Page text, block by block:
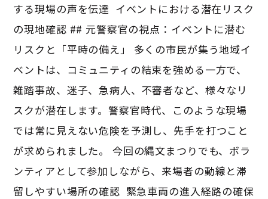
する現場の声を伝達 イベントにおける潜在リスク
の現地確認 ## 元警察官の視点：イベントに潜む
リスクと「平時の備え」 多くの市民が集う地域イ
ベントは、コミュニティの結束を強める一方で、
雑踏事故、迷子、急病人、不審者など、様々なリ
スクが潜在します。警察官時代、このような現場
では常に見えない危険を予測し、先手を打つこと
が求められました。 今回の縄文まつりでも、ボラ
ンティアとして参加しながら、来場者の動線と滞
留しやすい場所の確認 緊急車両の進入経路の確保